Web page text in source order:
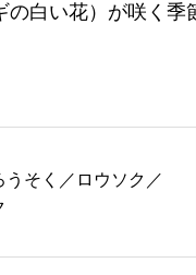
の白い花）が咲く
うそく／ロウソク／